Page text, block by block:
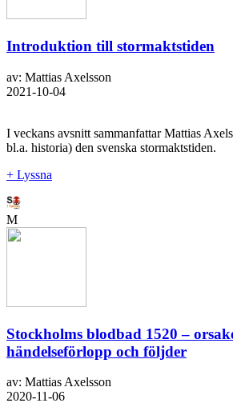
Introduktion till stormaktstiden
av: Mattias Axelsson
2021-10-04
I veckans avsnitt sammanfattar Mattias
bl.a. historia) den svenska stormaktstiden.
+ Lyssna
M
Stockholms blodbad 1520 –
händelseförlopp och följder
av: Mattias Axelsson
2020-11-06